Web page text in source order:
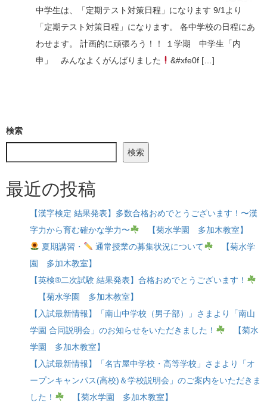
中学生は、「定期テスト対策日程」になります 9/1より
「定期テスト対策日程」になります。 各中学校の日程にあ
わせます。 計画的に頑張ろう！！ １学期 中学生「内
申」 みんなよくがんばりました
&#xfe0f […]
検索
検索
最近の投稿
【漢字検定 結果発表】多数合格おめでとうございます！〜漢
字力から育む確かな学力〜
【菊水学園 多加木教室】
夏期講習・
通常授業の募集状況について
【菊水学
園 多加木教室】
【英検®二次試験 結果発表】合格おめでとうございます！
【菊水学園 多加木教室】
【入試最新情報】「南山中学校（男子部）」さまより「南山
学園 合同説明会」のお知らせをいただきました！
【菊水
学園 多加木教室】
【入試最新情報】「名古屋中学校・高等学校」さまより「オ
ープンキャンパス(高校)＆学校説明会」のご案内をいただきま
した！
【菊水学園 多加木教室】